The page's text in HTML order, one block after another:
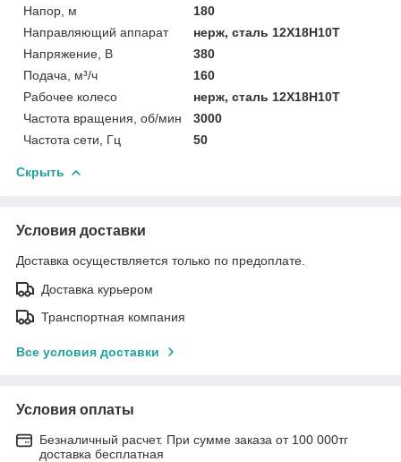
Напор, м
180
Направляющий аппарат
нерж, сталь 12Х18Н10Т
Напряжение, В
380
Подача, м³/ч
160
Рабочее колесо
нерж, сталь 12Х18Н10Т
Частота вращения, об/мин
3000
Частота сети, Гц
50
Скрыть
Условия доставки
Доставка осуществляется только по предоплате.
Доставка курьером
Транспортная компания
Все условия доставки
Условия оплаты
Безналичный расчет. При сумме заказа от 100 000тг
доставка бесплатная